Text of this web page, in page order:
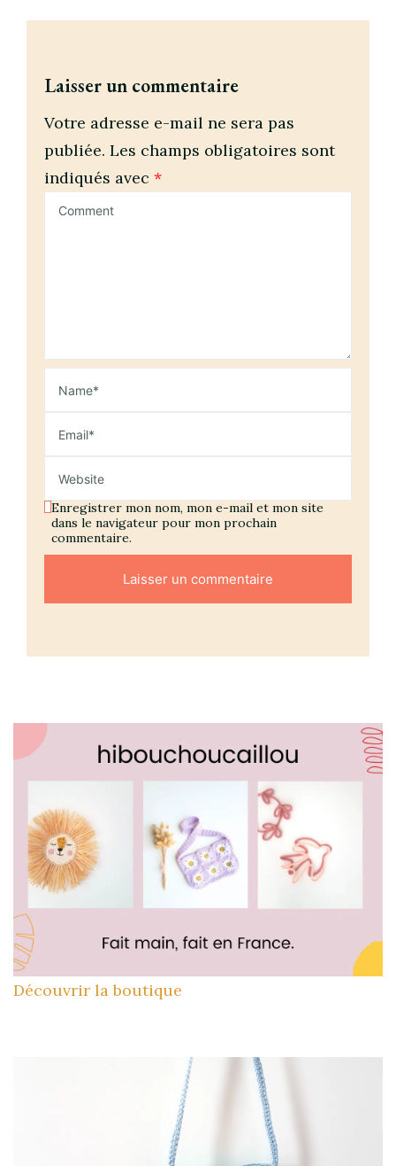
Laisser un commentaire
Votre adresse e-mail ne sera pas
publiée. Les champs obligatoires sont
indiqués avec *
Enregistrer mon nom, mon e-mail et mon site
dans le navigateur pour mon prochain
commentaire.
Découvrir la boutique